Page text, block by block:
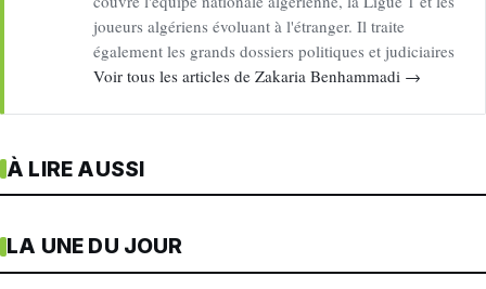
joueurs algériens évoluant à l'étranger. Il traite
également les grands dossiers politiques et judiciaires
Voir tous les articles de Zakaria Benhammadi →
À LIRE AUSSI
LA UNE DU JOUR